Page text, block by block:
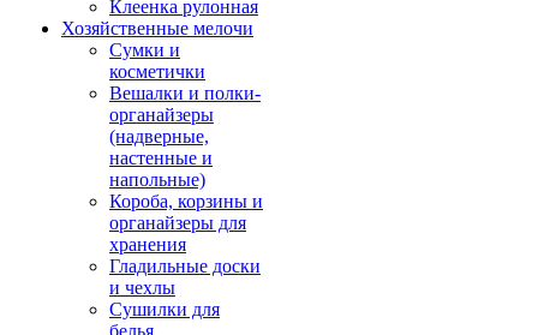
Клеенка рулонная
Хозяйственные мелочи
Сумки и
косметички
Вешалки и полки-
органайзеры
(надверные,
настенные и
напольные)
Короба, корзины и
органайзеры для
хранения
Гладильные доски
и чехлы
Сушилки для
белья